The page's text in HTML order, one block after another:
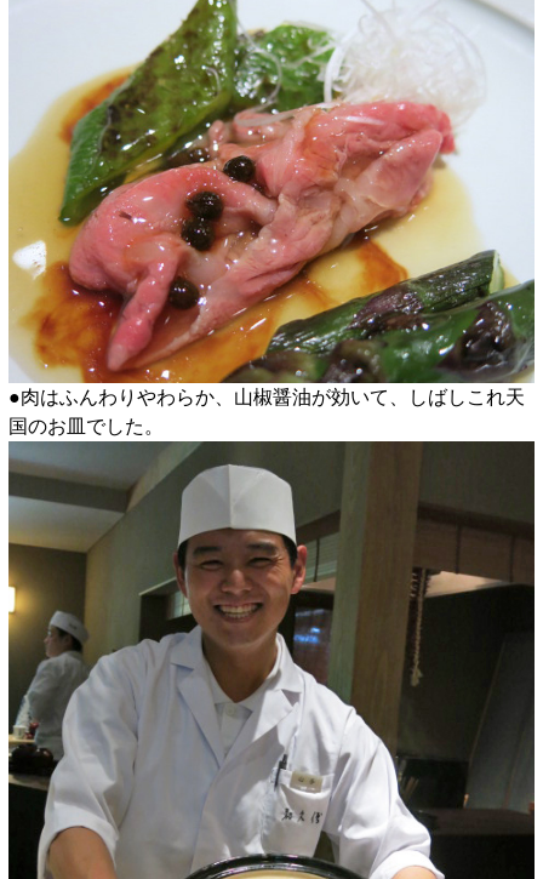
●肉はふんわりやわらか、山椒醤油が効いて、しばしこれ天
国のお皿でした。